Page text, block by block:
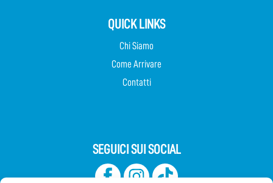
QUICK LINKS
Chi Siamo
Come Arrivare
Contatti
SEGUICI SUI SOCIAL